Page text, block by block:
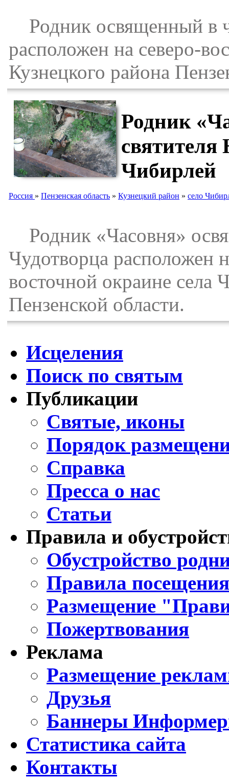
Родник освященный в
расположен на северо-
Кузнецкого района
Родник
святителя
Чибирлей
Россия » Пензенская область » Кузнецкий район » село
Родник «Часовня»
Чудотворца расположен
восточной окраине села
Пензенской области.
Исцеления
Поиск по святым
Публикации
Святые, иконы
Порядок
Справка
Пресса о нас
Статьи
Правила и
Обустройство
Правила
Размещение
Пожертвования
Реклама
Размещение
Друзья
Баннеры
Статистика сайта
Контакты